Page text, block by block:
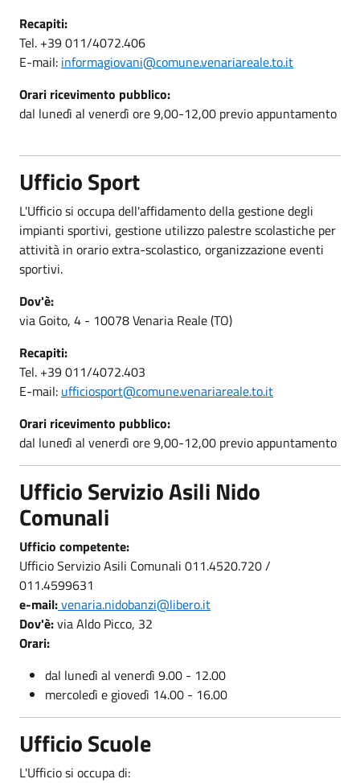
Recapiti:
Tel. +39 011/4072.406
E-mail: informagiovani@comune.venariareale.to.it
Orari ricevimento pubblico:
dal lunedì al venerdì ore 9,00-12,00 previo appuntamento
Ufficio Sport
L'Ufficio si occupa dell'affidamento della gestione degli
impianti sportivi, gestione utilizzo palestre scolastiche per
attività in orario extra-scolastico, organizzazione eventi
sportivi.
Dov'è:
via Goito, 4 - 10078 Venaria Reale (TO)
Recapiti:
Tel. +39 011/4072.403
E-mail: ufficiosport@comune.venariareale.to.it
Orari ricevimento pubblico:
dal lunedì al venerdì ore 9,00-12,00 previo appuntamento
Ufficio Servizio Asili Nido
Comunali
Ufficio competente:
Ufficio Servizio Asili Comunali 011.4520.720 /
011.4599631
e-mail:venaria.nidobanzi@libero.it
Dov'è:via Aldo Picco, 32
Orari:
dal lunedì al venerdì 9.00 - 12.00
mercoledì e giovedì 14.00 - 16.00
Ufficio Scuole
L'Ufficio si occupa di: